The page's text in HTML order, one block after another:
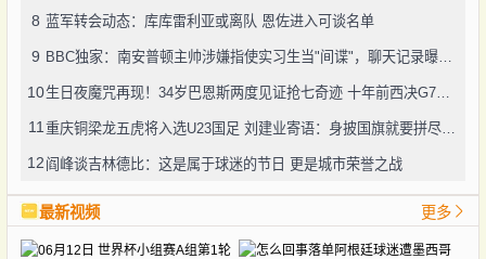
8 蓝军转会动态：库库雷利亚或离队 恩佐进入可谈名单
9 BBC独家：南安普顿主帅涉嫌指使实习生当"间谍"，聊天记录曝光引轩然大波
10 生日夜魔咒再现！34岁巴恩斯两度见证抢七奇迹 十年前西决G7也曾送雷霆回家
11 重庆铜梁龙五虎将入选U23国足 刘建业寄语：身披国旗就要拼尽全力
12 阎峰谈吉林德比：这是属于球迷的节日 更是城市荣誉之战
最新视频 更多